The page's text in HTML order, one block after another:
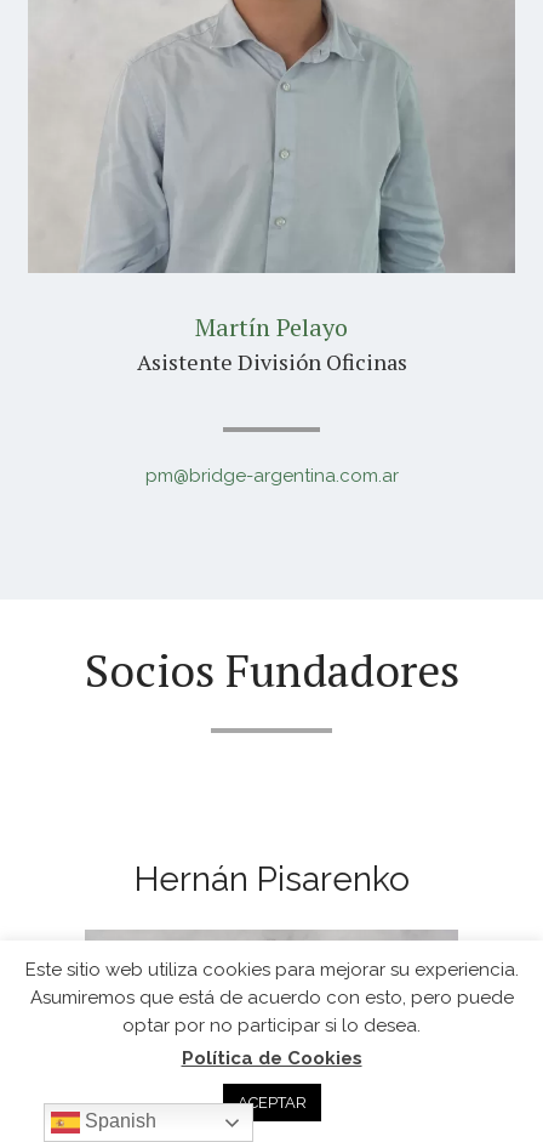
Martín Pelayo
Asistente División Oficinas
pm@bridge-argentina.com.ar
Socios Fundadores
Hernán Pisarenko
Este sitio web utiliza cookies para mejorar su experiencia.
Asumiremos que está de acuerdo con esto, pero puede
optar por no participar si lo desea.
Política de Cookies
ACEPTAR
Spanish